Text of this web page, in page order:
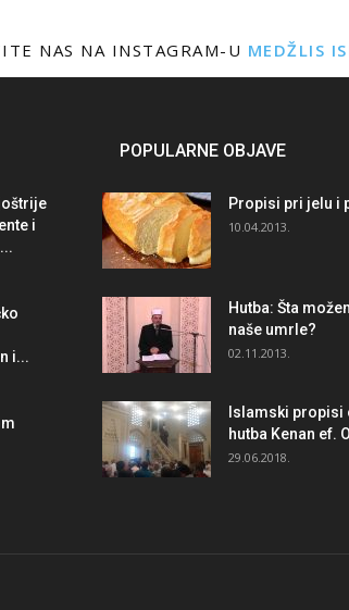
NAS NA INSTAGRAM-U MEDŽLIS
i
i...
POPULARNE OBJAVE
Propisi pri jelu i
10.04.2013.
Hutba: Šta
naše umrle?
02.11.2013.
Islamski propisi
hutba Kenan ef.
29.06.2018.